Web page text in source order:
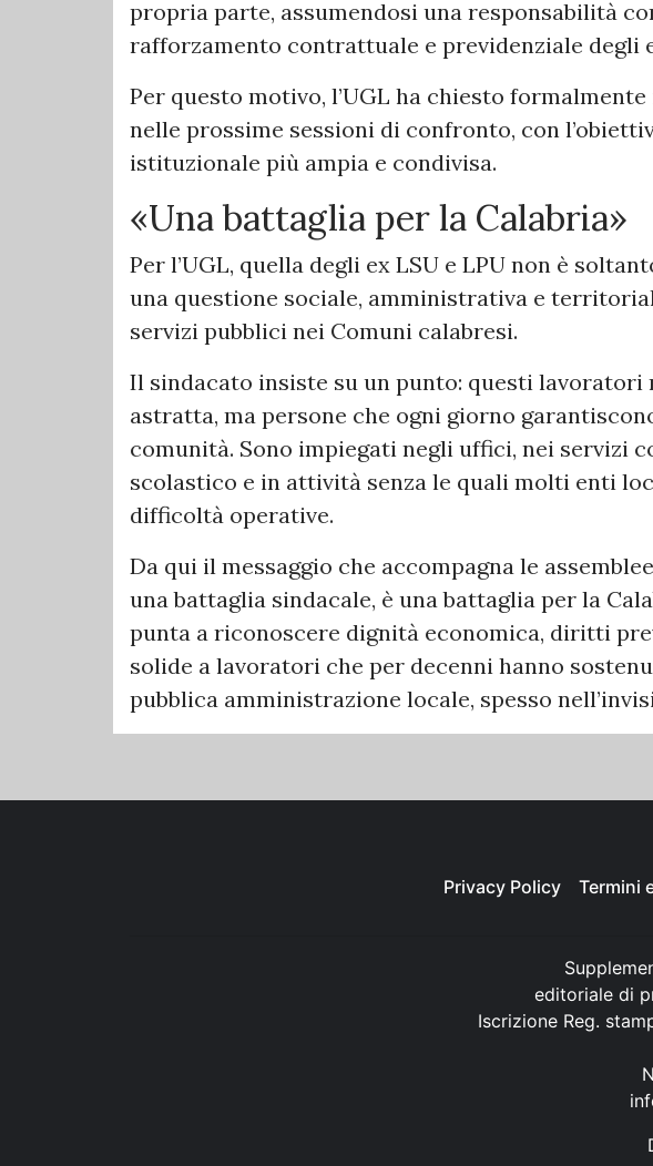
propria parte, assumendosi una responsabilità
rafforzamento contrattuale e previdenziale degli
Per questo motivo, l’UGL ha chiesto
nelle prossime sessioni di confronto, con
istituzionale più ampia e condivisa.
«Una battaglia per la Calabria»
Per l’UGL, quella degli ex LSU e LPU non è
una questione sociale, amministrativa e
servizi pubblici nei Comuni calabresi.
Il sindacato insiste su un punto: questi lavoratori
astratta, ma persone che ogni giorno
comunità. Sono impiegati negli uffici, nei servizi
scolastico e in attività senza le quali molti enti
difficoltà operative.
Da qui il messaggio che accompagna le
una battaglia sindacale, è una battaglia per la
punta a riconoscere dignità economica, diritti
solide a lavoratori che per decenni hanno
pubblica amministrazione locale, spesso
Privacy Policy Termini
editoriale di
Iscrizione Reg.